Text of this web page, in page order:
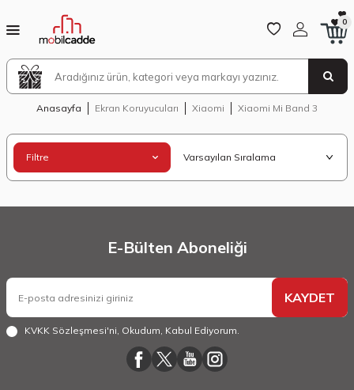
0
Anasayfa Ekran Koruyucuları Xiaomi Xiaomi Mi Band 3
Filtre
E-Bülten Aboneliği
KAYDET
KVKK Sözleşmesi'ni, Okudum, Kabul Ediyorum.